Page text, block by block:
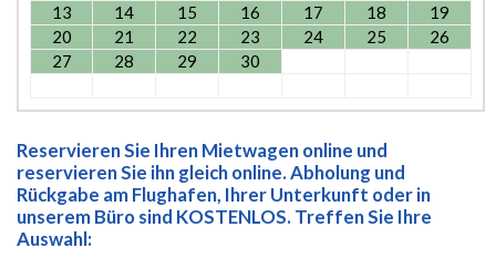
13
14 15 16 17 18
19
20
21 22 23 24 25
26
27
28 29 30
Reservieren Sie Ihren Mietwagen online und
reservieren Sie ihn gleich online. Abholung und
Rückgabe am Flughafen, Ihrer Unterkunft oder in
unserem Büro sind KOSTENLOS. Treffen Sie Ihre
Auswahl: